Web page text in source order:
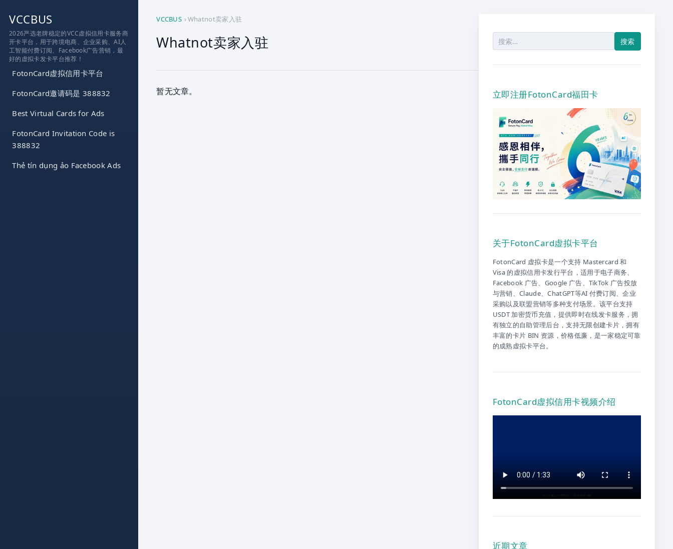
VCCBUS
2026严选老牌稳定的VCC虚拟信用卡服务商
开卡平台，用于跨境电商、企业采购、AI人
工智能付费订阅、Facebook广告营销，最
好的虚拟卡发卡平台推荐！
FotonCard虚拟信用卡平台
FotonCard邀请码是 388832
Best Virtual Cards for Ads
FotonCard Invitation Code is
388832
Thẻ tín dụng ảo Facebook Ads
VCCBUS ›Whatnot卖家入驻
Whatnot卖家入驻
暂无文章。
索：
立即注册FotonCard福田卡
关于FotonCard虚拟卡平台
FotonCard 虚拟卡是一个支持 Mastercard 和
Visa 的虚拟信用卡发行平台，适用于电子商务、
Facebook 广告、Google 广告、TikTok 广告投放
与营销、Claude、ChatGPT等AI 付费订阅、企业
采购以及联盟营销等多种支付场景。该平台支持
USDT 加密货币充值，提供即时在线发卡服务，拥
有独立的自助管理后台，支持无限创建卡片，拥有
丰富的卡片 BIN 资源，价格低廉，是一家稳定可靠
的成熟虚拟卡平台。
FotonCard虚拟信用卡视频介绍
近期文章